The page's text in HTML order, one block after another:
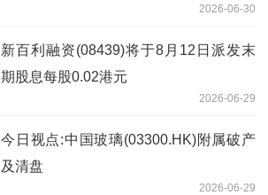
2026-06-30
新百利融资(08439)将于8月12日派发末
期股息每股0.02港元
2026-06-29
今日视点:中国玻璃(03300.HK)附属破产
及清盘
2026-06-29